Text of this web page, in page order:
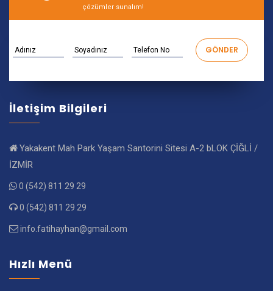
çözümler sunalım!
İletişim Bilgileri
Yakakent Mah Park Yaşam Santorini Sitesi A-2 bLOK ÇİĞLİ /
İZMİR
0 (542) 811 29 29
0 (542) 811 29 29
info.fatihayhan@gmail.com
Hızlı Menü